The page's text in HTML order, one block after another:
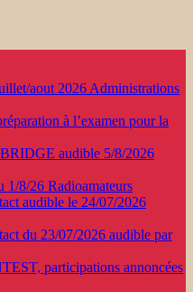
aout 2026 Administrations
à l’examen pour la
audible 5/8/2026
1/8/26 Radioamateurs
audible le 24/07/2026
du 23/07/2026 audible par
participations annoncées